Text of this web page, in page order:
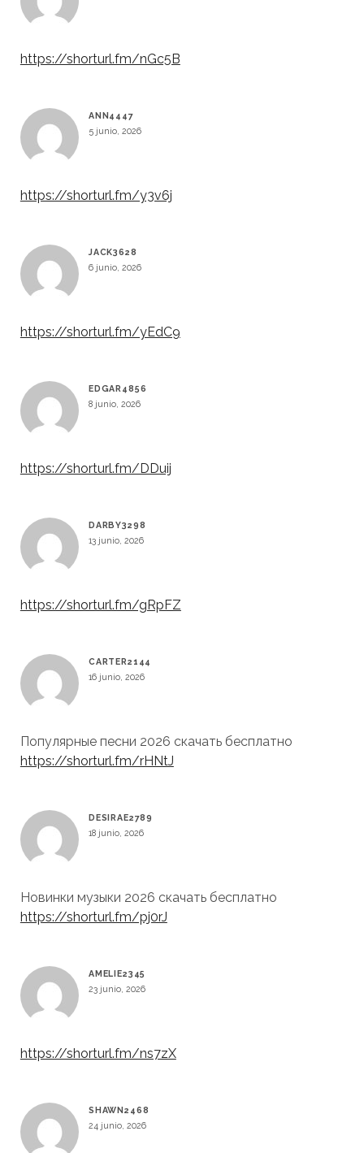
https://shorturl.fm/nGc5B
ANN4447
5 junio, 2026
https://shorturl.fm/y3v6j
JACK3628
6 junio, 2026
https://shorturl.fm/yEdC9
EDGAR4856
8 junio, 2026
https://shorturl.fm/DDuij
DARBY3298
13 junio, 2026
https://shorturl.fm/gRpFZ
CARTER2144
16 junio, 2026
Популярные песни 2026 скачать бесплатно
https://shorturl.fm/rHNtJ
DESIRAE2789
18 junio, 2026
Новинки музыки 2026 скачать бесплатно
https://shorturl.fm/pj0rJ
AMELIE2345
23 junio, 2026
https://shorturl.fm/ns7zX
SHAWN2468
24 junio, 2026